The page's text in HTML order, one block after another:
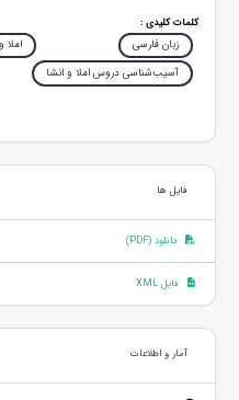
کلمات کلیدی :
زبان فارسی املا
آسیب‌شناسی دروس املا و انشا
فایل ها
دانلود (PDF)
فایل XML
آمار و اطلاعات